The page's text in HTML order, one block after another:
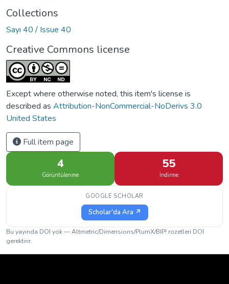
Collections
Sayı 40 / Issue 40
Creative Commons license
Except where otherwise noted, this item's license is
described as Attribution-NonCommercial-NoDerivs 3.0
United States
Full item page
4
Görüntülenme
55
İndirme
GOOGLE SCHOLAR
Scholar'da Ara ↗
Bu yayında DOI yok — Altmetric/Dimensions/PlumX/BIP! rozetleri DOI
gerektirir.